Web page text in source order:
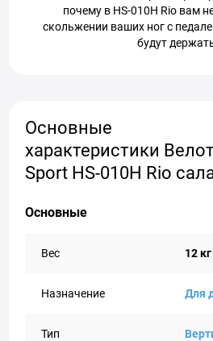
почему в HS-010H Rio вам
скольжении ваших ног с
будут
Основные
характеристики
Sport HS-010H Rio
Основные
Вес 12 кг
Назначение Для
Тип